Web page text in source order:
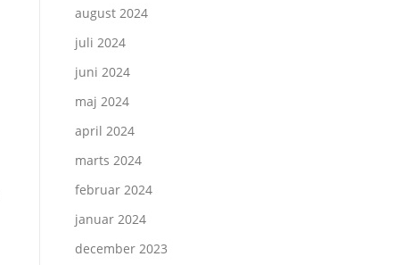
august 2024
juli 2024
juni 2024
maj 2024
april 2024
marts 2024
februar 2024
januar 2024
december 2023